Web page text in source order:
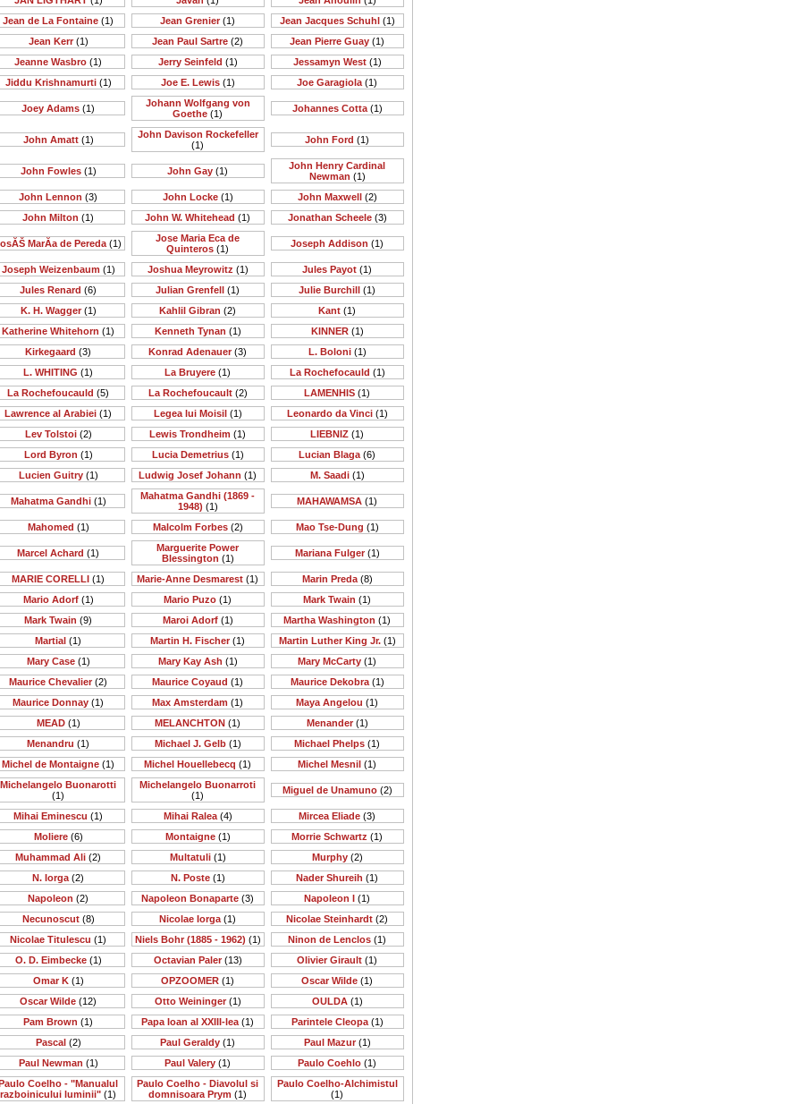
Jean de La Fontaine (1) Jean Grenier (1) Jean Jacques Schuhl(1)
Jean Kerr(1) Jean Paul Sartre (2) Jean Pierre Guay (1)
Jeanne Wasbro (1) Jerry Seinfeld (1) Jessamyn West(1)
Jiddu Krishnamurti(1) Joe E. Lewis(1) Joe Garagiola (1)
Joey Adams (1)
Johann Wolfgang von
Goethe (1) Johannes Cotta(1)
John Amatt(1)
John Davison Rockefeller
(1)
John Ford (1)
John Fowles(1) John Gay (1)
John Henry Cardinal
Newman (1)
John Lennon (3) John Locke(1) John Maxwell(2)
John Milton (1) John W. Whitehead (1) Jonathan Scheele(3)
MarĂ­a de Pereda (1)
Jose Maria Eca de
Quinteros (1) Joseph Addison (1)
Joseph Weizenbaum (1) Joshua Meyrowitz (1) Jules Payot (1)
Jules Renard (6) Julian Grenfell (1) Julie Burchill (1)
K. H. Wagger(1) Kahlil Gibran (2) Kant (1)
Katherine Whitehorn (1) Kenneth Tynan (1) KINNER(1)
Kirkegaard (3) Konrad Adenauer (3) L. Boloni(1)
L. WHITING (1) La Bruyere (1) La Rochefocauld (1)
La Rochefoucauld (5) La Rochefoucault(2) LAMENHIS (1)
Lawrence al Arabiei (1) Legea lui Moisil(1) Leonardo da Vinci(1)
Lev Tolstoi(2) Lewis Trondheim (1) LIEBNIZ (1)
Lord Byron (1) Lucia Demetrius(1) Lucian Blaga (6)
Lucien Guitry(1) Ludwig Josef Johann (1) M. Saadi(1)
Mahatma Gandhi(1)
Mahatma Gandhi (1869 -
1948) (1) MAHAWAMSA (1)
Mahomed (1) Malcolm Forbes(2) Mao Tse-Dung (1)
Marcel Achard (1)
Marguerite Power
Blessington (1) Mariana Fulger(1)
MARIE CORELLI (1) Marie-Anne Desmarest (1) Marin Preda(8)
Mario Adorf(1) Mario Puzo (1) Mark Twain (1)
Mark Twain (9) Maroi Adorf(1) Martha Washington (1)
Martial (1) Martin H. Fischer (1) Martin Luther King Jr.(1)
Mary Case(1) Mary Kay Ash (1) Mary McCarty (1)
Maurice Chevalier (2) Maurice Coyaud (1) Maurice Dekobra(1)
Maurice Donnay (1) Max Amsterdam (1) Maya Angelou (1)
MEAD(1) MELANCHTON (1) Menander(1)
Menandru (1) Michael J. Gelb(1) Michael Phelps (1)
Michel de Montaigne (1) Michel Houellebecq (1) Michel Mesnil (1)
Michelangelo Buonarotti
(1)
Michelangelo Buonarroti
(1)
Miguel de Unamuno(2)
Mihai Eminescu (1) Mihai Ralea(4) Mircea Eliade (3)
Moliere(6) Montaigne(1) Morrie Schwartz (1)
Muhammad Ali (2) Multatuli(1) Murphy(2)
N. Iorga (2) N. Poste(1) Nader Shureih (1)
Napoleon (2) Napoleon Bonaparte (3) Napoleon I (1)
Necunoscut(8) Nicolae Iorga (1) Nicolae Steinhardt (2)
Nicolae Titulescu (1) Niels Bohr (1885 - 1962) (1) Ninon de Lenclos (1)
O. D. Eimbecke(1) Octavian Paler(13) Olivier Girault (1)
Omar K(1) OPZOOMER (1) Oscar Wilde (1)
Oscar Wilde (12) Otto Weininger(1) OULDA(1)
Pam Brown (1) Papa Ioan al XXIII-lea (1) Parintele Cleopa(1)
Pascal(2) Paul Geraldy (1) Paul Mazur(1)
Paul Newman (1) Paul Valery (1) Paulo Coehlo (1)
Coelho - "Manualul
razboinicului luminii" (1)
Paulo Coelho - Diavolul si
domnisoara Prym (1)
Paulo Coelho-Alchimistul
(1)